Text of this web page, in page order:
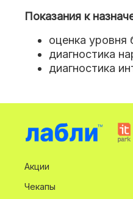
Показания к
оценка уровня
диагностика
диагностика
Акции
Чекапы